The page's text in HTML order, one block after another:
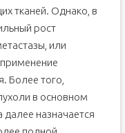
тканей. Однако, в
рост
или
Более того,
в основном
далее назначается